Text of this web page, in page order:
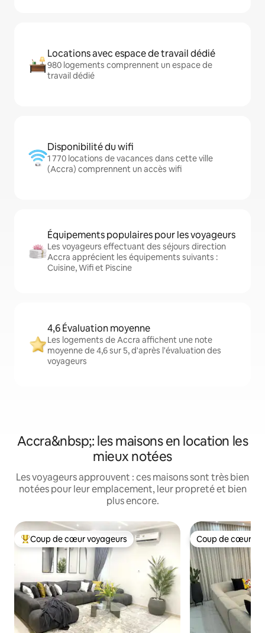
Locations avec espace de travail dédié
980 logements comprennent un espace de
travail dédié
Disponibilité du wifi
1 770 locations de vacances dans cette ville
(Accra) comprennent un accès wifi
Équipements populaires pour les voyageurs
Les voyageurs effectuant des séjours direction
Accra apprécient les équipements suivants :
Cuisine, Wifi et Piscine
4,6 Évaluation moyenne
Les logements de Accra affichent une note
moyenne de 4,6 sur 5, d'après l'évaluation des
voyageurs
Accra&nbsp;: les maisons en location les
mieux notées
Les voyageurs approuvent : ces maisons sont très bien
notées pour leur emplacement, leur propreté et bien
plus encore.
Coups de cœur voyageurs les plus appréciés
Coup de cœur voyageurs Coup de cœur
Coup de cœur